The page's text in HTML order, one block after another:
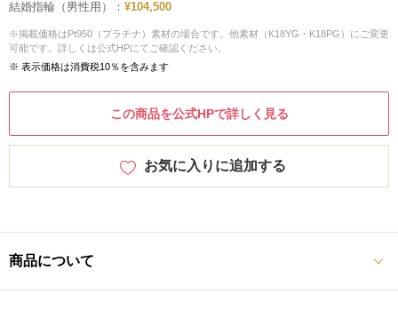
結婚指輪（男性用）： ¥104,500
※掲載価格はPt950（プラチナ）素材の場合です。他素材（K18YG・K18PG）にご変更
可能です。詳しくは公式HPにてご確認ください。
※ 表示価格は消費税10％を含みます
この商品を公式HPで詳しく見る
お気に入りに追加する
商品について